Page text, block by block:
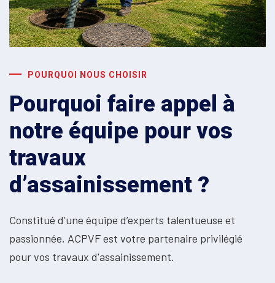
POURQUOI NOUS CHOISIR
Pourquoi faire appel à
notre équipe pour vos
travaux
d’assainissement ?
Constitué d’une équipe d’experts talentueuse et
passionnée, ACPVF est votre partenaire privilégié
pour vos travaux d'assainissement.